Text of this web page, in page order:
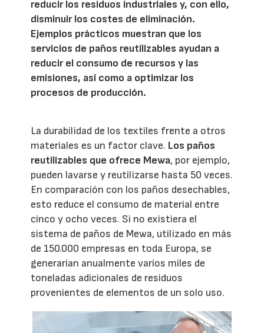
reducir los residuos industriales y, con ello,
disminuir los costes de eliminación.
Ejemplos prácticos muestran que los
servicios de paños reutilizables ayudan a
reducir el consumo de recursos y las
emisiones, así como a optimizar los
procesos de producción.
La durabilidad de los textiles frente a otros
materiales es un factor clave. Los paños
reutilizables que ofrece Mewa, por ejemplo,
pueden lavarse y reutilizarse hasta 50 veces.
En comparación con los paños desechables,
esto reduce el consumo de material entre
cinco y ocho veces. Si no existiera el
sistema de paños de Mewa, utilizado en más
de 150.000 empresas en toda Europa, se
generarían anualmente varios miles de
toneladas adicionales de residuos
provenientes de elementos de un solo uso.